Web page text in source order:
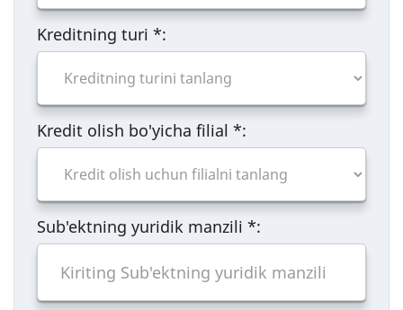
Kreditning turi *:
Kredit olish bo'yicha filial *:
Sub'ektning yuridik manzili *: